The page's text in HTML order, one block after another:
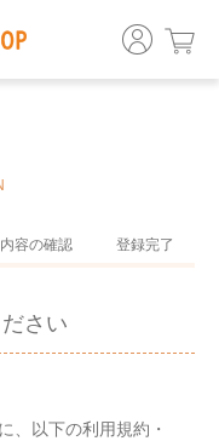
容の確認 登録完了
さい
、以下の利用規約・